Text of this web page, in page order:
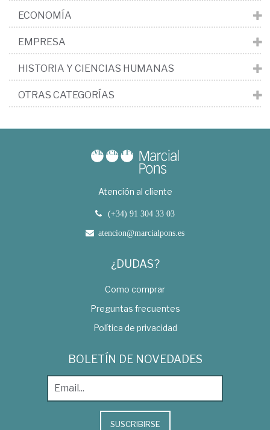
ECONOMÍA
EMPRESA
HISTORIA Y CIENCIAS HUMANAS
OTRAS CATEGORÍAS
Atención al cliente
(+34) 91 304 33 03
atencion@marcialpons.es
¿DUDAS?
Como comprar
Preguntas frecuentes
Política de privacidad
BOLETÍN DE NOVEDADES
SUSCRIBIRSE